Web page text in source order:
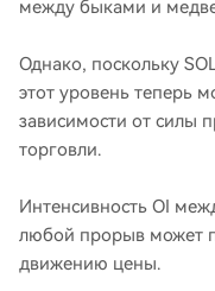
между быками и
Однако, поскольку
этот уровень теперь
зависимости от силы
торговли.
Интенсивность OI
любой прорыв может
движению цены.